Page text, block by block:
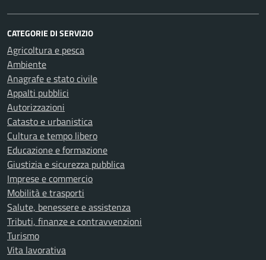
CATEGORIE DI SERVIZIO
Agricoltura e pesca
Ambiente
Anagrafe e stato civile
Appalti pubblici
Autorizzazioni
Catasto e urbanistica
Cultura e tempo libero
Educazione e formazione
Giustizia e sicurezza pubblica
Imprese e commercio
Mobilità e trasporti
Salute, benessere e assistenza
Tributi, finanze e contravvenzioni
Turismo
Vita lavorativa